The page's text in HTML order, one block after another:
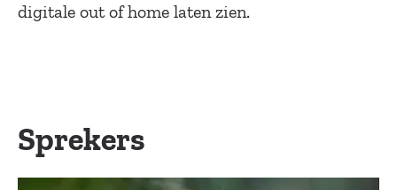
digitale out of home laten zien.
Sprekers